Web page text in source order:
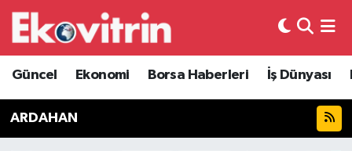
Güncel Ekonomi Borsa Haberleri İş Dünyası
ARDAHAN
Güncel
Ekonomi
Borsa Haberleri
Hava Durumu
Trafik Durumu
Süper Lig Puan Durumu ve Fikstür